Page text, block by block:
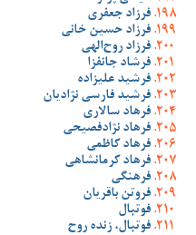
فرزاد جعفری
فرزاد حسین خانی
فرزاد روح‌الهی
فرشاد جانفزا
فرشید علیزاده
فرشید فارسی نژادیان
فرهاد سالاری
فرهاد نژادفصیحی
فرهاد کاظمی
فرهاد کرمانشاهی
فرهنگی
فروتن باقریان
فوتبال
فوتبال، زنده روح